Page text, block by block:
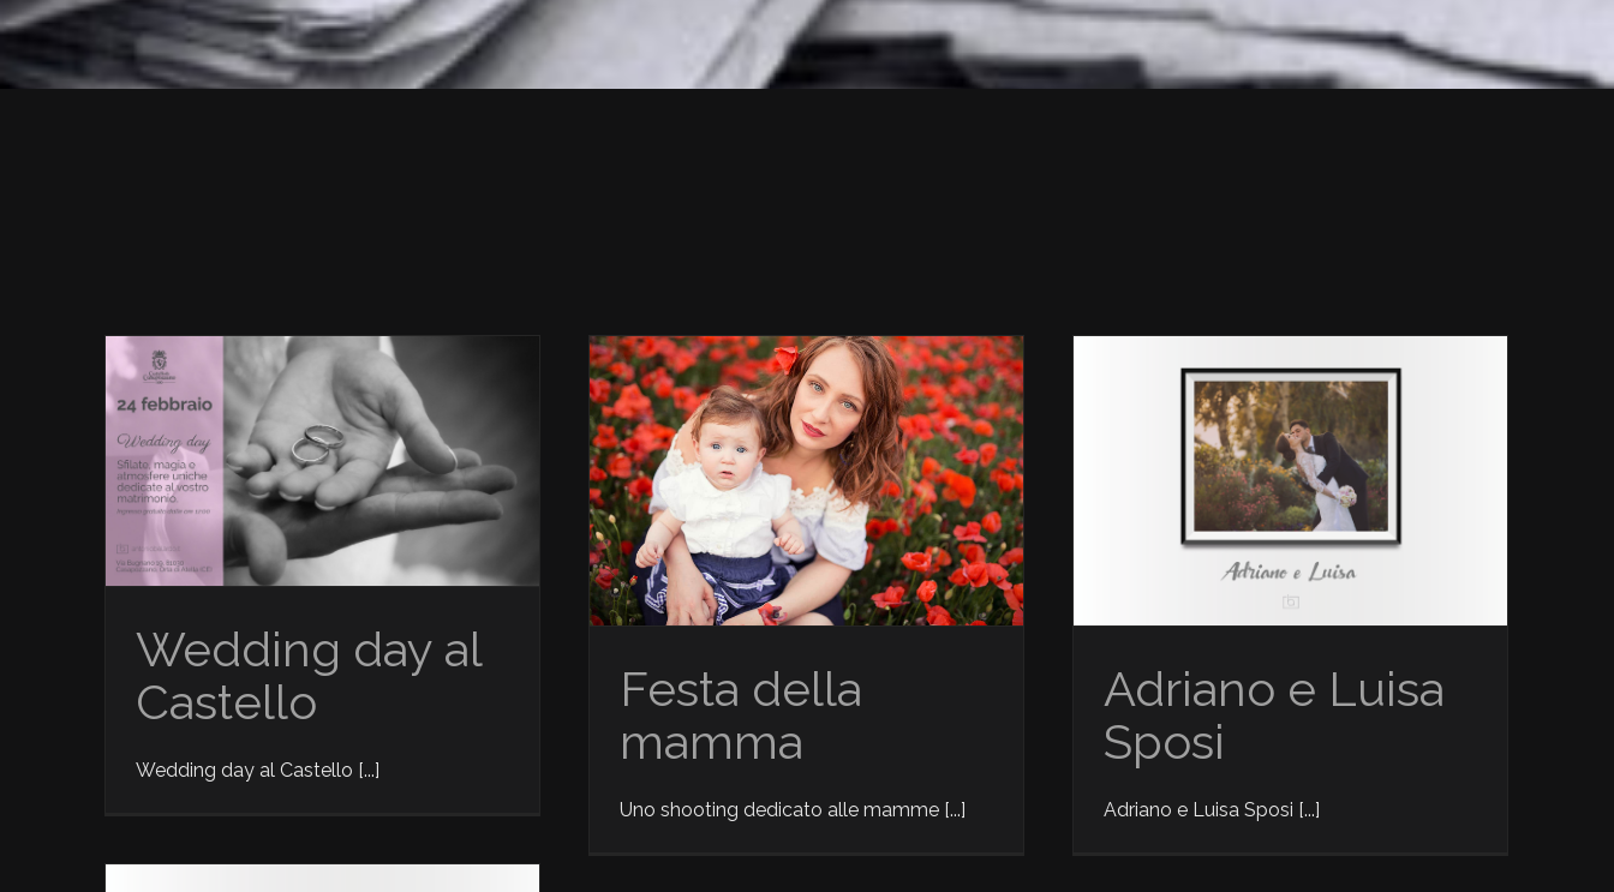
News
Wedding day al
Castello
Wedding day al Castello [...]
Glamour
Festa della
mamma
Uno shooting dedicato alle mamme [...]
luielei News
Adriano e Luisa
Sposi
Adriano e Luisa Sposi [...]